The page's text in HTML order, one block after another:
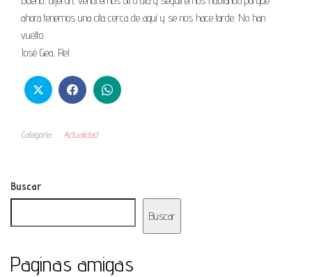
ahora tenemos una cita cerca de aquí y se nos hace tarde. No han
vuelto.
José Gea, Rel
Categoría Actualidad
Buscar
Buscar
Paginas amigas